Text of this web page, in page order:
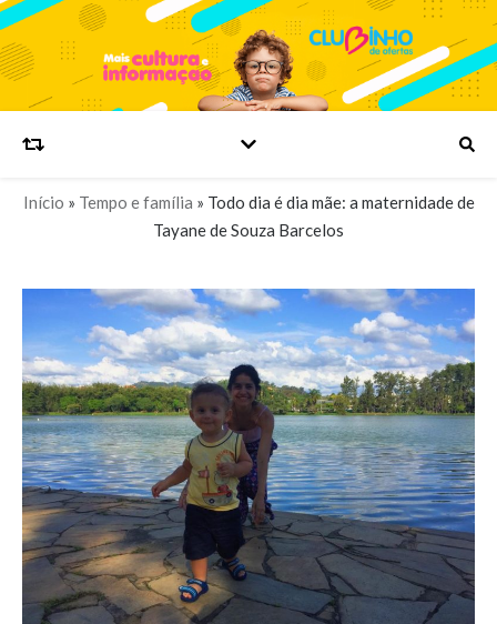
Início » Tempo e família » Todo dia é dia mãe: a maternidade de
Tayane de Souza Barcelos